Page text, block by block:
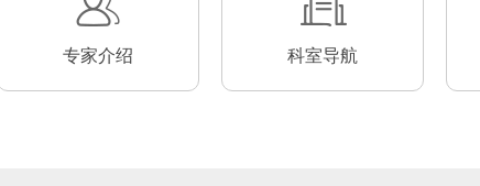
专家介绍 科室导航